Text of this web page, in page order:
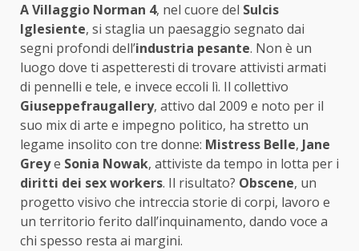
A Villaggio Norman 4, nel cuore del Sulcis
Iglesiente, si staglia un paesaggio segnato dai
segni profondi dell’industria pesante. Non è un
luogo dove ti aspetteresti di trovare attivisti armati
di pennelli e tele, e invece eccoli lì. Il collettivo
Giuseppefraugallery, attivo dal 2009 e noto per il
suo mix di arte e impegno politico, ha stretto un
legame insolito con tre donne: Mistress Belle, Jane
Greye Sonia Nowak, attiviste da tempo in lotta per i
diritti dei sex workers. Il risultato? Obscene, un
progetto visivo che intreccia storie di corpi, lavoro e
un territorio ferito dall’inquinamento, dando voce a
chi spesso resta ai margini.